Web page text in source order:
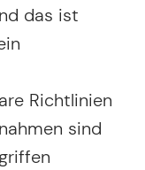
das ist
Richtlinien
sind